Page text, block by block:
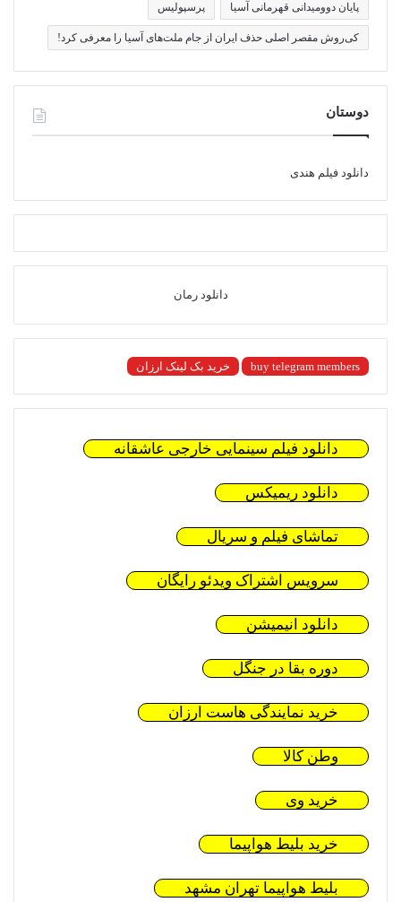
پایان دوومیدانی قهرمانی آسیا پرسپولیس
کی‌روش مقصر اصلی حذف ایران از جام ملت‌های آسیا را معرفی کرد!
دوستان
دانلود فیلم هندی
دانلود رمان
buy telegram members خرید بک لینک ارزان
دانلود فیلم سینمایی خارجی عاشقانه
دانلود ریمیکس
تماشای فیلم و سریال
سرویس اشتراک ویدئو رایگان
دانلود انیمیشن
دوره بقا در جنگل
خرید نمایندگی هاست ارزان
وطن کالا
خرید وی
خرید بلیط هواپیما
بلیط هواپیما تهران مشهد